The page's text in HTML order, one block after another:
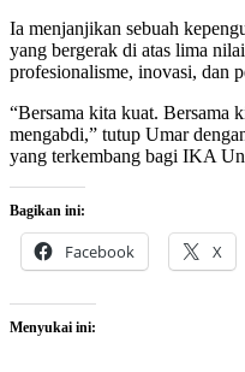
Ia menjanjikan sebuah
yang bergerak di atas lima
profesionalisme, inovasi, dan
“Bersama kita kuat. Bersama
mengabdi,” tutup Umar
yang terkembang bagi IKA
Bagikan ini:
Facebook X
Menyukai ini: